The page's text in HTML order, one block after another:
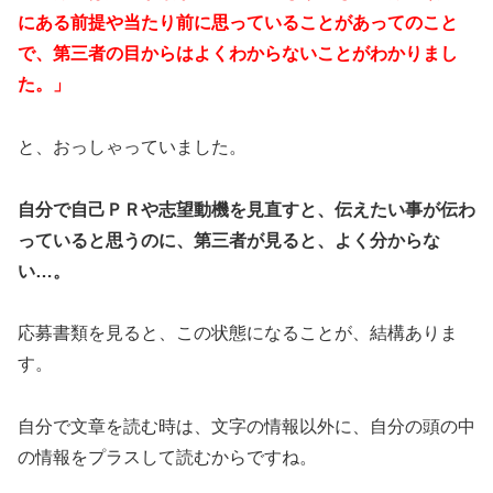
にある前提や当たり前に思っていることがあってのこと
で、第三者の目からはよくわからないことがわかりまし
た。」
と、おっしゃっていました。
自分で自己ＰＲや志望動機を見直すと、伝えたい事が伝わ
っていると思うのに、第三者が見ると、よく分からな
い…。
応募書類を見ると、この状態になることが、結構ありま
す。
自分で文章を読む時は、文字の情報以外に、自分の頭の中
の情報をプラスして読むからですね。